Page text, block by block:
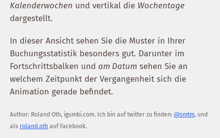
Kalenderwochen und vertikal die Wochentage
dargestellt.
In dieser Ansicht sehen Sie die Muster in Ihrer
Buchungsstatistik besonders gut. Darunter im
Fortschrittsbalken und am Datum sehen Sie an
welchem Zeitpunkt der Vergangenheit sich die
Animation gerade befindet.
Author: Roland Oth, igumbi.com. Ich bin auf twitter zu finden: @smtm, und
als roland.oth auf Facebook.